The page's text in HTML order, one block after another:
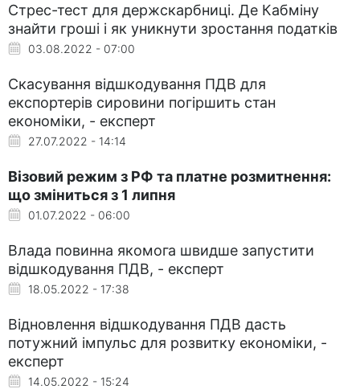
Стрес-тест для держскарбниці. Де Кабміну
знайти гроші і як уникнути зростання податків
03.08.2022 - 07:00
Скасування відшкодування ПДВ для
експортерів сировини погіршить стан
економіки, - експерт
27.07.2022 - 14:14
Візовий режим з РФ та платне розмитнення:
що зміниться з 1 липня
01.07.2022 - 06:00
Влада повинна якомога швидше запустити
відшкодування ПДВ, - експерт
18.05.2022 - 17:38
Відновлення відшкодування ПДВ дасть
потужний імпульс для розвитку економіки, -
експерт
14.05.2022 - 15:24